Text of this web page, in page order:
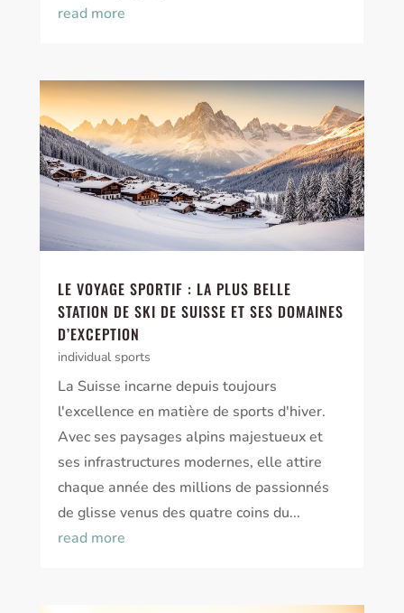
read more
LE VOYAGE SPORTIF : LA PLUS BELLE
STATION DE SKI DE SUISSE ET SES DOMAINES
D’EXCEPTION
individual sports
La Suisse incarne depuis toujours
l'excellence en matière de sports d'hiver.
Avec ses paysages alpins majestueux et
ses infrastructures modernes, elle attire
chaque année des millions de passionnés
de glisse venus des quatre coins du...
read more